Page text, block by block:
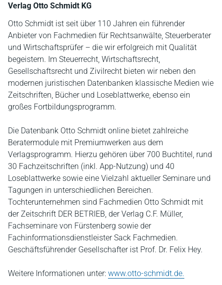
Verlag Otto Schmidt KG
Otto Schmidt ist seit über 110 Jahren ein führender
Anbieter von Fachmedien für Rechtsanwälte, Steuerberater
und Wirtschaftsprüfer – die wir erfolgreich mit Qualität
begeistern. Im Steuerrecht, Wirtschaftsrecht,
Gesellschaftsrecht und Zivilrecht bieten wir neben den
modernen juristischen Datenbanken klassische Medien wie
Zeitschriften, Bücher und Loseblattwerke, ebenso ein
großes Fortbildungsprogramm.
Die Datenbank Otto Schmidt online bietet zahlreiche
Beratermodule mit Premiumwerken aus dem
Verlagsprogramm. Hierzu gehören über 700 Buchtitel, rund
30 Fachzeitschriften (inkl. App-Nutzung) und 40
Loseblattwerke sowie eine Vielzahl aktueller Seminare und
Tagungen in unterschiedlichen Bereichen.
Tochterunternehmen sind Fachmedien Otto Schmidt mit
der Zeitschrift DER BETRIEB, der Verlag C.F. Müller,
Fachseminare von Fürstenberg sowie der
Fachinformationsdienstleister Sack Fachmedien.
Geschäftsführender Gesellschafter ist Prof. Dr. Felix Hey.
Weitere Informationen unter: www.otto-schmidt.de.